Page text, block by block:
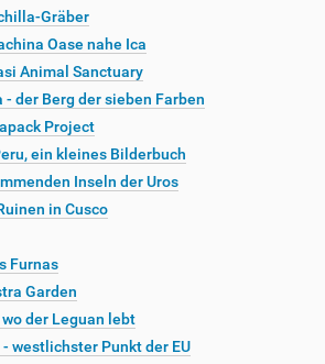
Gräber
Oase nahe Ica
Animal Sanctuary
- der Berg der sieben Farben
Project
ein kleines Bilderbuch
Inseln der Uros
in Cusco
Furnas
Garden
der Leguan lebt
westlichster Punkt der EU